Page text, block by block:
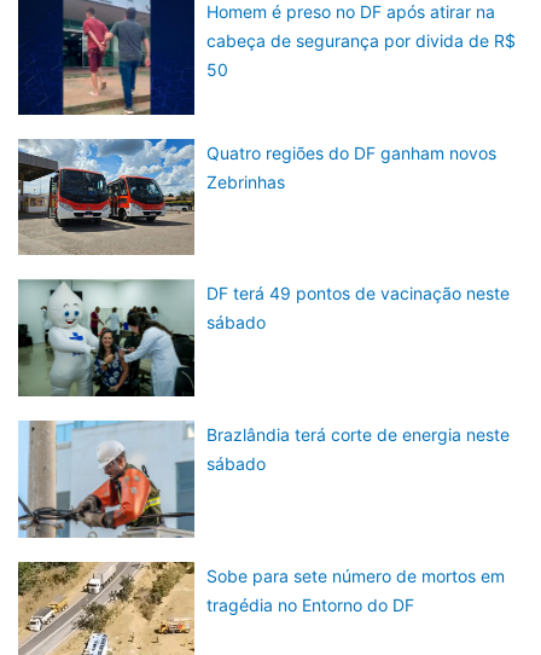
Homem é preso no DF após atirar na
cabeça de segurança por divida de R$
50
Quatro regiões do DF ganham novos
Zebrinhas
DF terá 49 pontos de vacinação neste
sábado
Brazlândia terá corte de energia neste
sábado
Sobe para sete número de mortos em
tragédia no Entorno do DF